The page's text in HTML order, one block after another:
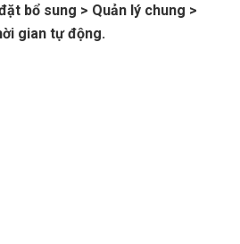
bổ sung > Quản lý chung >
gian tự động.